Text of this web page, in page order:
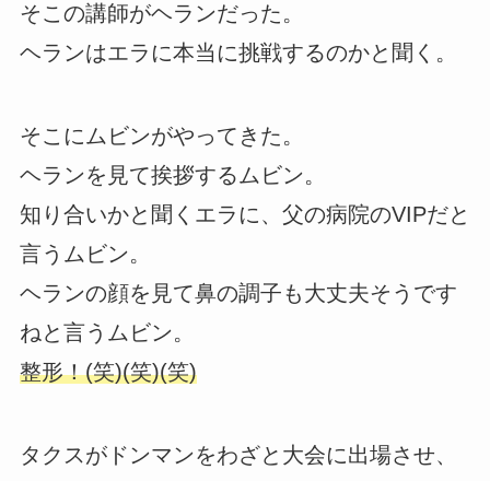
そこの講師がヘランだった。
ヘランはエラに本当に挑戦するのかと聞く。
そこにムビンがやってきた。
ヘランを見て挨拶するムビン。
知り合いかと聞くエラに、父の病院のVIPだと
言うムビン。
ヘランの顔を見て鼻の調子も大丈夫そうです
ねと言うムビン。
整形！(笑)(笑)(笑)
タクスがドンマンをわざと大会に出場させ、